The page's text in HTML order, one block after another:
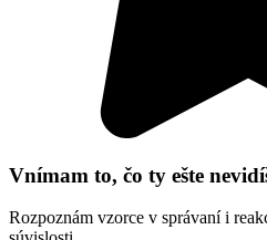
Vnímam to, čo ty ešte
Rozpoznám vzorce v správaní i